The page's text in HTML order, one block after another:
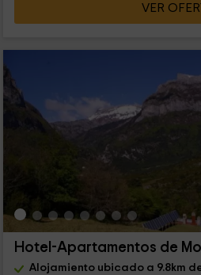
VER
Hotel-Apartamentos de
Alojamiento ubicado a 9.8km